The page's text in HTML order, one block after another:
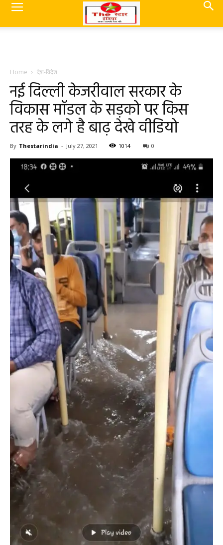
Home देश-विदेश
नई दिल्ली केजरीवाल सरकार के
विकास मॉडल के सड़को पर किस
तरह के लगे है बाढ़ देखे वीडियो
By Thestarindia - July 27, 2021 1014 0